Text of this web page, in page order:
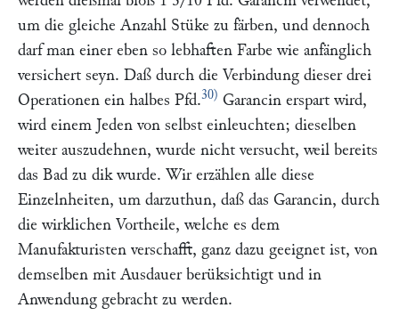
um die gleiche Anzahl Stüke zu färben, und dennoch
darf man einer eben so lebhaften Farbe wie anfänglich
versichert seyn. Daß durch die Verbindung dieser drei
Operationen ein halbes Pfd.30) Garancin erspart wird,
wird einem Jeden von selbst einleuchten; dieselben
weiter auszudehnen, wurde nicht versucht, weil bereits
das Bad zu dik wurde. Wir erzählen alle diese
Einzelnheiten, um darzuthun, daß das Garancin, durch
die wirklichen Vortheile, welche es dem
Manufakturisten verschafft, ganz dazu geeignet ist, von
demselben mit Ausdauer berüksichtigt und in
Anwendung gebracht zu werden.